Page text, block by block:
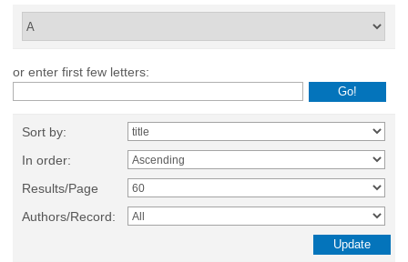
or enter first few letters:
Sort by:
In order:
Results/Page
Authors/Record: